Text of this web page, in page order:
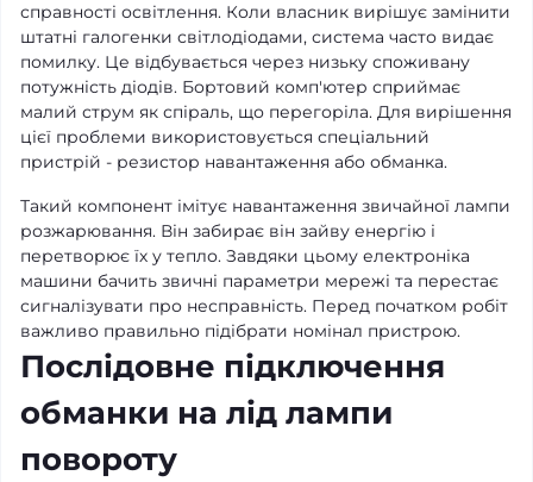
справності освітлення. Коли власник вирішує замінити
штатні галогенки світлодіодами, система часто видає
помилку. Це відбувається через низьку споживану
потужність діодів. Бортовий комп'ютер сприймає
малий струм як спіраль, що перегоріла. Для вирішення
цієї проблеми використовується спеціальний
пристрій - резистор навантаження або обманка.
Такий компонент імітує навантаження звичайної лампи
розжарювання. Він забирає він зайву енергію і
перетворює їх у тепло. Завдяки цьому електроніка
машини бачить звичні параметри мережі та перестає
сигналізувати про несправність. Перед початком робіт
важливо правильно підібрати номінал пристрою.
Послідовне підключення
обманки на лід лампи
повороту